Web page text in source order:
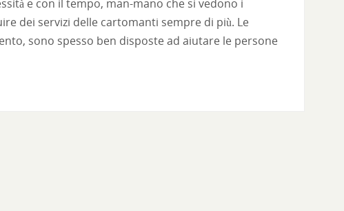
e con il tempo, man-mano che si vedono i
dei servizi delle cartomanti sempre di più. Le
sono spesso ben disposte ad aiutare le persone